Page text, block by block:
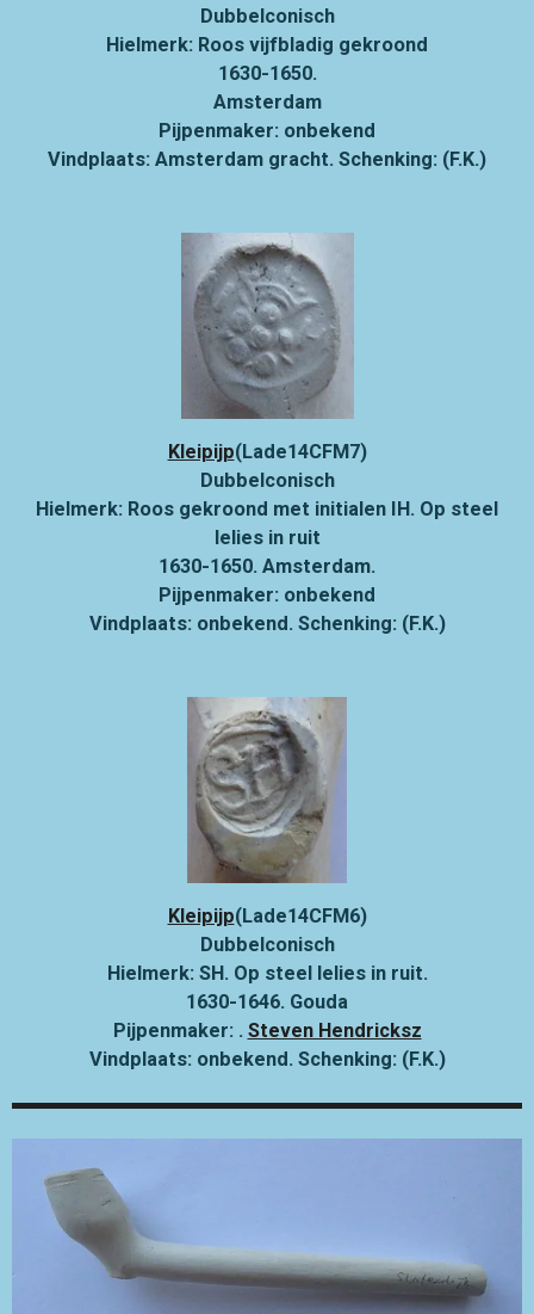
Dubbelconisch
Hielmerk: Roos vijfbladig gekroond
1630-1650.
Amsterdam
Pijpenmaker: onbekend
Vindplaats: Amsterdam gracht. Schenking: (F.K.)
Kleipijp(Lade14CFM7)
Dubbelconisch
Hielmerk: Roos gekroond met initialen IH. Op steel
lelies in ruit
1630-1650. Amsterdam.
Pijpenmaker: onbekend
Vindplaats: onbekend. Schenking: (F.K.)
Kleipijp(Lade14CFM6)
Dubbelconisch
Hielmerk: SH. Op steel lelies in ruit.
1630-1646. Gouda
Pijpenmaker: . Steven Hendricksz
Vindplaats: onbekend. Schenking: (F.K.)